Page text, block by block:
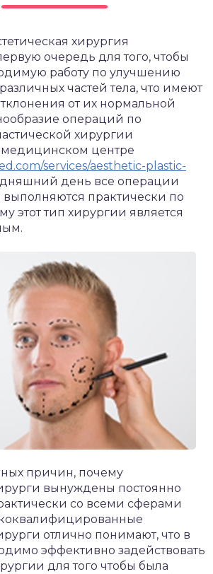
хирургия
очередь для того, чтобы
работу по улучшению
частей тела, что имеют
от их нормальной
операций по
хирургии
медицинском центре
services/aesthetic-plastic-
день все операции
практически по
этот тип хирургии является
причин, почему
вынуждены постоянно
со всеми сферами
отлично понимают, что в
эффективно задействовать
для того чтобы была